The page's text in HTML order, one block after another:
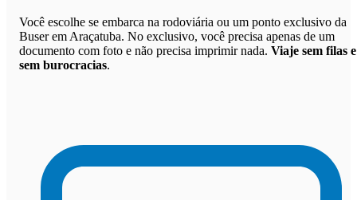
Você escolhe se embarca na rodoviária ou um ponto exclusivo da
Buser em Araçatuba. No exclusivo, você precisa apenas de um
documento com foto e não precisa imprimir nada. Viaje sem filas e
sem burocracias.